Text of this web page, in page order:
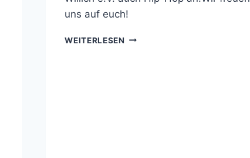
uns auf euch!
WEITERLESEN HIP-